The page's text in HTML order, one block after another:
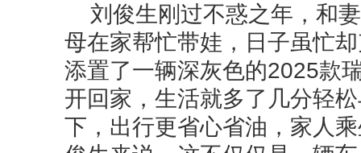
刘俊生刚过不惑之年，和
母在家帮忙带娃，日子虽忙
添置了一辆深灰色的2025款
开回家，生活就多了几分轻
下，出行更省心省油，家人